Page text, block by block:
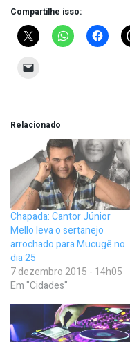
Compartilhe isso:
Relacionado
Chapada: Cantor Júnior
Mello leva o sertanejo
arrochado para Mucugê no
dia 25
7 dezembro 2015 - 14h05
Em "Cidades"